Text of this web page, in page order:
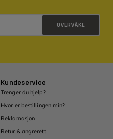
OVERVÅKE
Kundeservice
Trenger du hjelp?
Hvor er bestillingen min?
Reklamasjon
Retur & angrerett